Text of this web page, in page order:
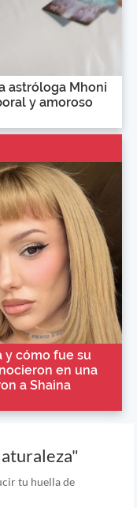
astróloga Mhoni
y amoroso
y cómo fue su
en una
a Shaina
tu huella de